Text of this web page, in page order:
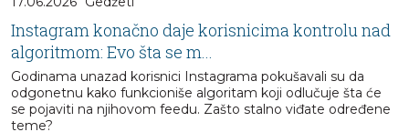
Instagram konačno daje korisnicima kontrolu nad
algoritmom: Evo šta se m...
Godinama unazad korisnici Instagrama pokušavali su da
odgonetnu kako funkcioniše algoritam koji odlučuje šta će
se pojaviti na njihovom feedu. Zašto stalno viđate određene
teme?